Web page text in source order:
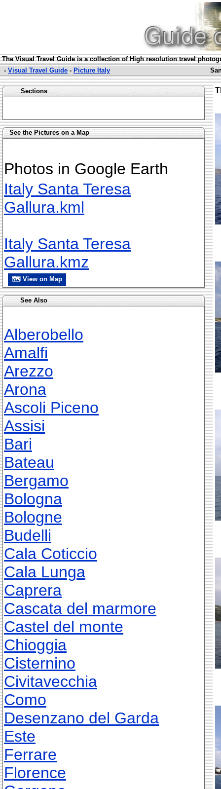
The Visual Travel Guide is a collection of High resolution travel
- Visual Travel Guide - Picture Italy
Sections
See the Pictures on a Map
Photos in Google Earth
Italy Santa Teresa
Gallura.kml
Italy Santa Teresa
Gallura.kmz
🗺 View on Map
See Also
Alberobello
Amalfi
Arezzo
Arona
Ascoli Piceno
Assisi
Bari
Bateau
Bergamo
Bologna
Bologne
Budelli
Cala Coticcio
Cala Lunga
Caprera
Cascata del marmore
Castel del monte
Chioggia
Cisternino
Civitavecchia
Como
Desenzano del Garda
Este
Ferrare
Florence